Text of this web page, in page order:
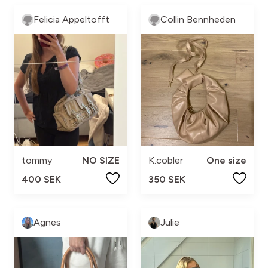
Felicia Appeltofft
tommy
NO SIZE
400 SEK
Collin Bennheden
K.cobler
One size
350 SEK
Agnes Julie